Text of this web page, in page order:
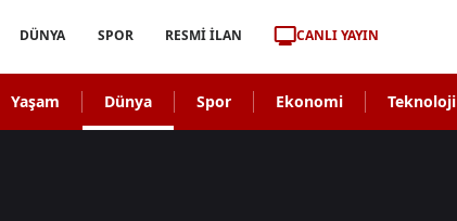
DÜNYA SPOR RESMİ İLAN CANLI YAYIN
Yaşam Dünya Spor Ekonomi Teknoloji